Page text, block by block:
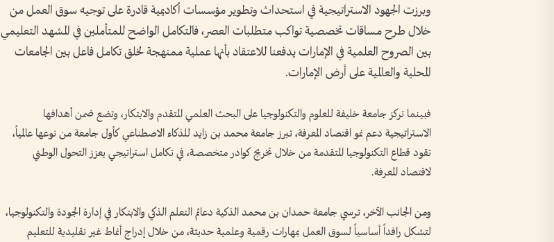
وبرزت الجهود الاستراتيجية في استحداث وتطوير مؤسسات أكاديمية قادرة على توجيه سوق العمل من
خلال طرح مساقات تخصصية تواكب متطلبات العصر، فالتكامل الواضح للمتأملين في المشهد التعليمي
بين الصروح العلمية في الإمارات يدفعنا للاعتقاد بأنها عملية ممنهجة لخلق تكامل فاعل بين الجامعات
المحلية والعالمية على أرض الإمارات.
فبينما تركز جامعة خليفة للعلوم والتكنولوجيا على البحث العلمي المتقدم والابتكار، وتضع ضمن أهدافها
الاستراتيجية دعم نمو اقتصاد المعرفة، تبرز جامعة محمد بن زايد للذكاء الاصطناعي كأول جامعة من نوعها عالمياً،
تقود قطاع التكنولوجيا المتقدمة من خلال تخريج كوادر متخصصة، في تكامل استراتيجي يعزز التحول الوطني
لاقتصاد المعرفة.
ومن الجانب الآخر، ترسي جامعة حمدان بن محمد الذكية دعائم التعلم الذكي والابتكار في إدارة الجودة والتكنولوجيا،
لتشكل رافداً أساسياً لسوق العمل بمهارات رقمية وعلمية حديثة، من خلال إدراج أنماط غير تقليدية للتعليم